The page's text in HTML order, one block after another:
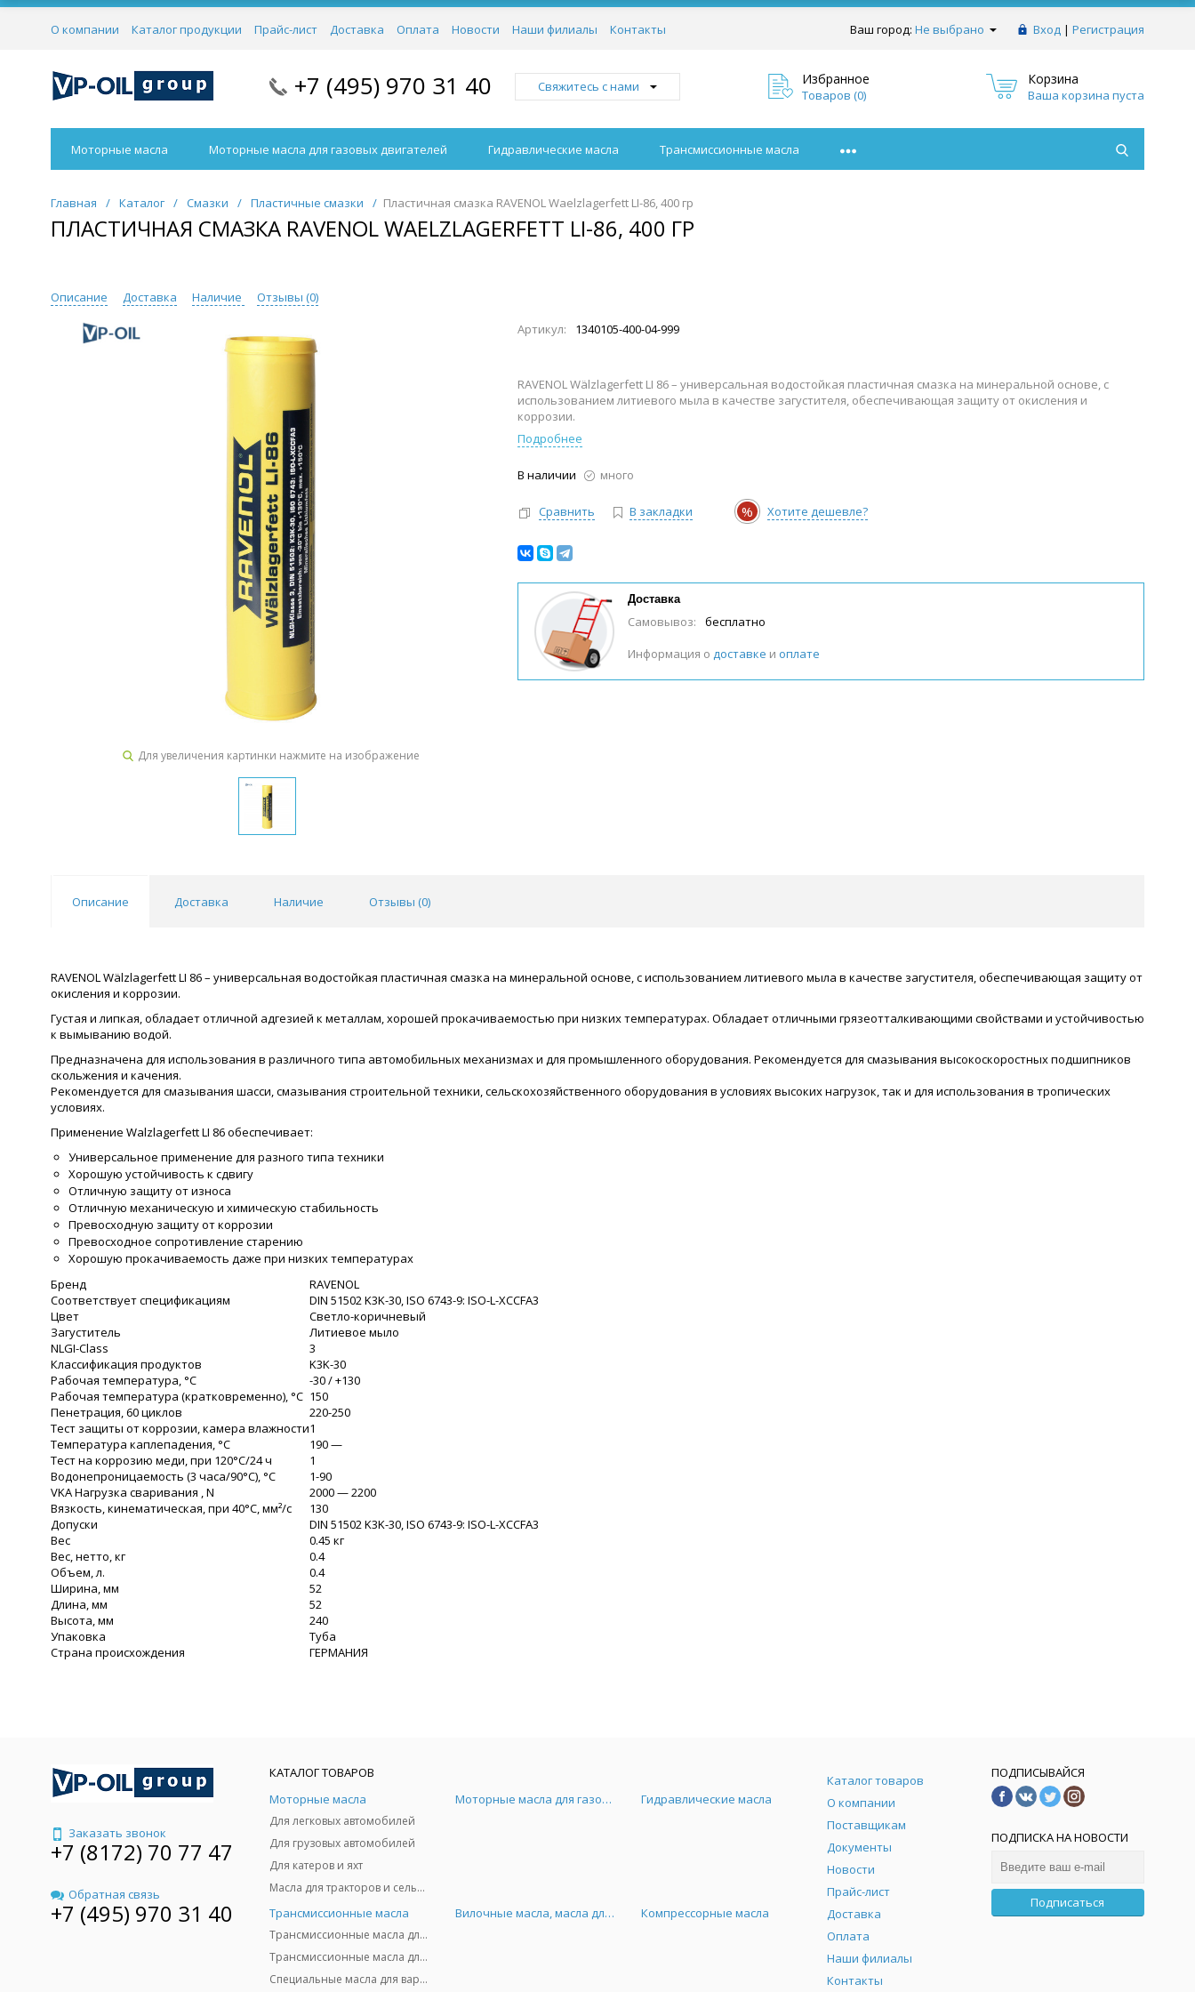
Ваш город: Не выбрано Вход | Регистрация
О компании Каталог продукции Прайс-лист Доставка Оплата Новости Наши филиалы Контакты
+7 (495) 970 31 40 Свяжитесь с нами Избранное
Товаров (0)
Корзина
Ваша корзина пуста
Моторные масла Моторные масла для газовых двигателей Гидравлические масла Трансмиссионные масла
Главная / Каталог / Смазки / Пластичные смазки / Пластичная смазка RAVENOL Waelzlagerfett LI-86, 400 гр
ПЛАСТИЧНАЯ СМАЗКА RAVENOL WAELZLAGERFETT LI-86, 400 ГР
Описание Доставка Наличие Отзывы (0)
Для увеличения картинки нажмите на изображение
Артикул: 1340105-400-04-999
RAVENOL Wälzlagerfett LI 86 – универсальная водостойкая пластичная смазка на минеральной основе, с
использованием литиевого мыла в качестве загустителя, обеспечивающая защиту от окисления и
коррозии.
Подробнее
В наличии много
Сравнить В закладки % Хотите дешевле?
Доставка
Самовывоз:
бесплатно
Информация о доставке и оплате
Описание Доставка Наличие Отзывы (0)
RAVENOL Wälzlagerfett LI 86 – универсальная водостойкая пластичная смазка на минеральной основе, с использованием литиевого мыла в качестве загустителя, обеспечивающая защиту от
окисления и коррозии.
Густая и липкая, обладает отличной адгезией к металлам, хорошей прокачиваемостью при низких температурах. Обладает отличными грязеотталкивающими свойствами и устойчивостью
к вымыванию водой.
Предназначена для использования в различного типа автомобильных механизмах и для промышленного оборудования. Рекомендуется для смазывания высокоскоростных подшипников
скольжения и качения.
Рекомендуется для смазывания шасси, смазывания строительной техники, сельскохозяйственного оборудования в условиях высоких нагрузок, так и для использования в тропических
условиях.
Применение Walzlagerfett LI 86 обеспечивает:
Универсальное применение для разного типа техники
Хорошую устойчивость к сдвигу
Отличную защиту от износа
Отличную механическую и химическую стабильность
Превосходную защиту от коррозии
Превосходное сопротивление старению
Хорошую прокачиваемость даже при низких температурах
Бренд
RAVENOL
Соответствует спецификациям
DIN 51502 K3K-30, ISO 6743-9: ISO-L-XCCFA3
Цвет
Светло-коричневый
Загуститель
Литиевое мыло
NLGI-Class
3
Классификация продуктов
K3K-30
Рабочая температура, °C
-30 / +130
Рабочая температура (кратковременно), °C 150
Пенетрация, 60 циклов
220-250
Тест защиты от коррозии, камера влажности1
Температура каплепадения, °C
190 —
Тест на коррозию меди, при 120°C/24 ч
1
Водонепроницаемость (3 часа/90°C), °C
1-90
VKA Нагрузка сваривания , N
2000 — 2200
Вязкость, кинематическая, при 40°C, мм²/с
130
Допуски
DIN 51502 K3K-30, ISO 6743-9: ISO-L-XCCFA3
Вес
0.45 кг
Вес, нетто, кг
0.4
Объем, л.
0.4
Ширина, мм
52
Длина, мм
52
Высота, мм
240
Упаковка
Туба
Страна происхождения
ГЕРМАНИЯ
Заказать звонок
+7 (8172) 70 77 47
Обратная связь
+7 (495) 970 31 40
КАТАЛОГ ТОВАРОВ
Моторные масла
Для легковых автомобилей
Для грузовых автомобилей
Для катеров и яхт
Масла для тракторов и сельхозтехники
Моторные масла для газовых двигателей Гидравлические масла
Трансмиссионные масла
Трансмиссионные масла для АКПП
Трансмиссионные масла для МКПП и дифференциалов
Специальные масла для вариаторов
Вилочные масла, масла для амортизаторов Компрессорные масла
Каталог товаров
О компании
Поставщикам
Документы
Новости
Прайс-лист
Доставка
Оплата
Наши филиалы
Контакты
ПОДПИСЫВАЙСЯ
ПОДПИСКА НА НОВОСТИ
Подписаться